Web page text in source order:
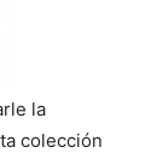
la
colección